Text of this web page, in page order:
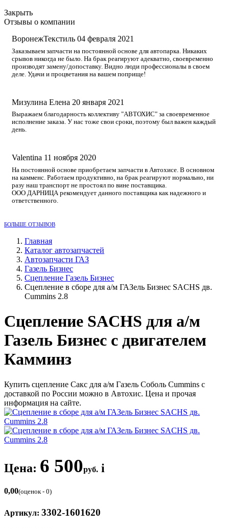
Закрыть
Отзывы о компании
ВоронежТекстиль 04 февраля 2021
Заказываем запчасти на постоянной основе для автопарка. Никаких
срывов никогда не было. На брак реагируют адекватно, своевременно
производят замену/допоставку. Видно люди профессионалы в своем
деле. Удачи и процветания на вашем поприще!
Мизулина Елена 20 января 2021
Выражаем благодарность коллективу "АВТОХИС" за своевременное
исполнение заказа. У нас тоже свои сроки, поэтому был важен каждый
день.
Valentina 11 ноября 2020
На постоянной основе приобретаем запчасти в Автохисе. В основном
на камменс. Работаем продуктивно, на брак реагируют нормально, ни
разу наш транспорт не простоял по вине поставщика.
ООО ДАРНИЦА рекомендует данного поставщика как надежного и
ответственного.
БОЛЬШЕ ОТЗЫВОВ
Главная
Каталог автозапчастей
Автозапчасти ГАЗ
Газель Бизнес
Сцепление Газель Бизнес
Сцепление в сборе для а/м ГАЗель Бизнес SACHS дв.
Cummins 2.8
Сцепление SACHS для а/м
Газель Бизнес с двигателем
Камминз
Купить сцепление Сакс для а/м Газель Соболь Cummins с
доставкой по России можно в Автохис. Цена и прочая
информация на сайте.
Цена: 6 500руб. i
0,00(оценок - 0)
Артикул: 3302-1601620